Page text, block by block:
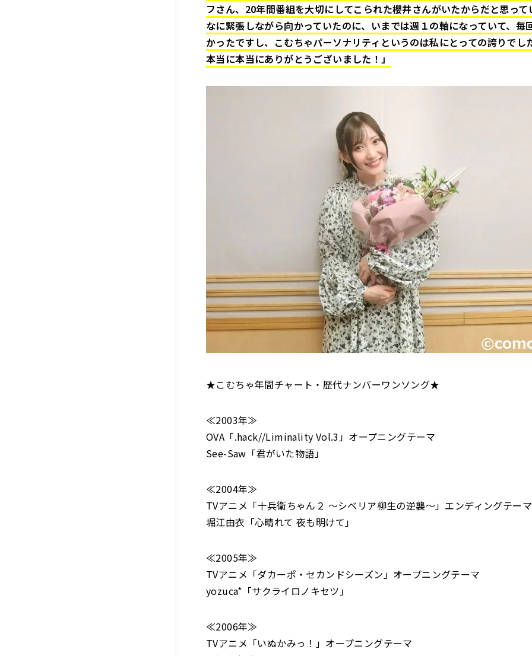
フさん、20年間番組を大切にしてこられた櫻井さんがいたからだと思って
なに緊張しながら向かっていたのに、いまでは週１の軸になっていて、毎
かったですし、こむちゃパーソナリティというのは私にとっての誇りでし
本当に本当にありがとうございました！」
★こむちゃ年間チャート・歴代ナンバーワンソング★
≪2003年≫
OVA「.hack//Liminality Vol.3」オープニングテーマ
See-Saw「君がいた物語」
≪2004年≫
TVアニメ「十兵衛ちゃん２ ～シベリア柳生の逆襲～」エンディングテーマ
堀江由衣「心晴れて 夜も明けて」
≪2005年≫
TVアニメ「ダカーポ・セカンドシーズン」オープニングテーマ
yozuca*「サクライロノキセツ」
≪2006年≫
TVアニメ「いぬかみっ！」オープニングテーマ